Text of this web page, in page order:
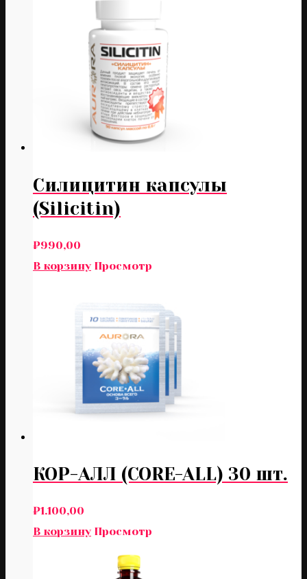
Силицитин капсулы
(Silicitin)
₽990,00
В корзину Просмотр
КОР-АЛЛ (CORE-ALL) 30 шт.
₽1.100,00
В корзину Просмотр